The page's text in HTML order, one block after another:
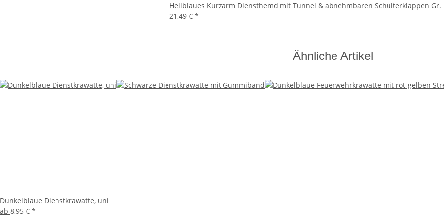
Hellblaues Kurzarm Diensthemd mit Tunnel & abnehmbaren Schulterklappen Gr.
21,49 € *
Ähnliche Artikel
Dunkelblaue Dienstkrawatte, uni
ab 8,95 € *